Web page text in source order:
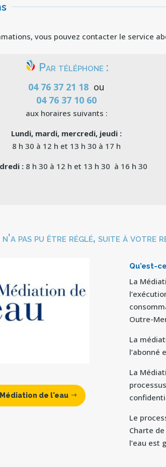
vous pouvez contacter le service
Par téléphone :
04 76 37 21 18 ou
04 76 37 10 60
aux horaires suivants :
Lundi, mardi, mercredi, jeudi :
8 h 30 à 12 h et 13 h 30 à 17 h
: 8 h 30 à 12 h et 13 h 30 à 16 h 30
pas pu être réglé, suite à votre
de l'eau
Qu’est-
La
Outre-
La
l’abonné
La
Le
Charte
l’eau est